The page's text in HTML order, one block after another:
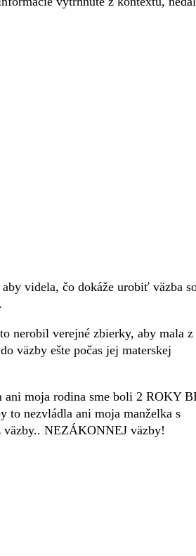
videla, čo dokáže urobiť väzba
nerobil verejné zbierky, aby mala z
väzby ešte počas jej materskej
ani moja rodina sme boli 2 ROKY
nezvládla ani moja manželka s
väzby.. NEZÁKONNEJ väzby!